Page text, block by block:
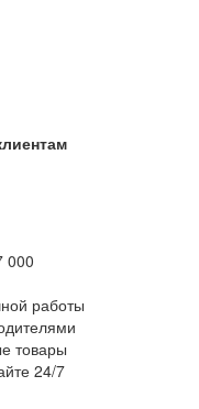
000
работы
товары
24/7